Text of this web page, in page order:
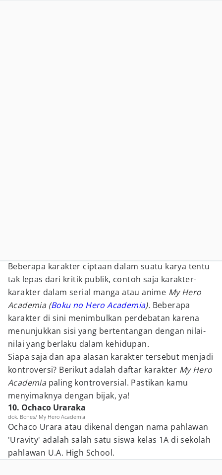
Beberapa karakter ciptaan dalam suatu karya tentu
tak lepas dari kritik publik, contoh saja karakter-
karakter dalam serial manga atau anime My Hero
Academia (Boku no Hero Academia). Beberapa
karakter di sini menimbulkan perdebatan karena
menunjukkan sisi yang bertentangan dengan nilai-
nilai yang berlaku dalam kehidupan.
Siapa saja dan apa alasan karakter tersebut menjadi
kontroversi? Berikut adalah daftar karakter My Hero
Academia paling kontroversial. Pastikan kamu
menyimaknya dengan bijak, ya!
10. Ochaco Uraraka
dok. Bones/ My Hero Academia
Ochaco Urara atau dikenal dengan nama pahlawan
'Uravity' adalah salah satu siswa kelas 1A di sekolah
pahlawan U.A. High School.